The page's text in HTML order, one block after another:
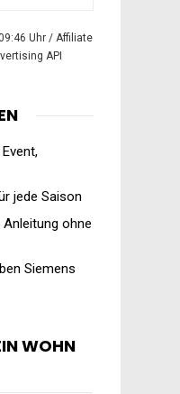
Uhr / Affiliate
API
jede Saison
ohne
Siemens
WOHN